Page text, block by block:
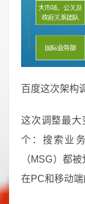
百度这次架构
这次调整最大
个：搜索业
（MSG）都
在PC和移动端